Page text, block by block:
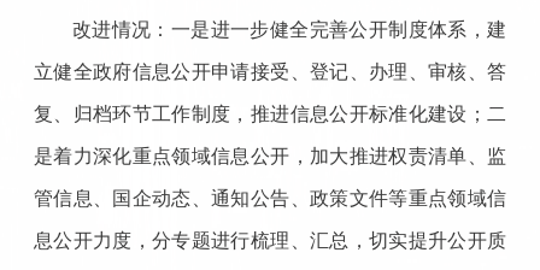
改进情况：一是进一步健全完善公开制度体系，建
立健全政府信息公开申请接受、登记、办理、审核、答
复、归档环节工作制度，推进信息公开标准化建设；二
是着力深化重点领域信息公开，加大推进权责清单、监
管信息、国企动态、通知公告、政策文件等重点领域信
息公开力度，分专题进行梳理、汇总，切实提升公开质